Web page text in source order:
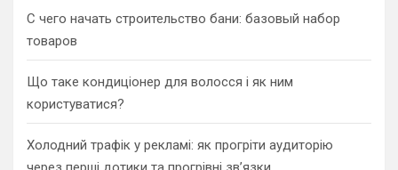
С чего начать строительство бани: базовый набор
товаров
Що таке кондиціонер для волосся і як ним
користуватися?
Холодний трафік у рекламі: як прогріти аудиторію